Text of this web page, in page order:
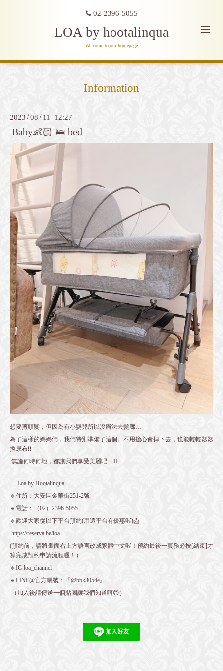
02-2396-5055
LOA by hootalinqua
Welcome to our homepage
Information
2023 /08 / 11 12:27
Baby👶🏻 🛌 bed
想要剪頭髮，但因為有小嬰兒所以沒辦法去髮廊…
為了這樣的媽媽們，我們特別準備了這個。不用擔心會掉下去，也能輕輕鬆鬆
換尿布❗️❗️
無論何時何地，都讓我們享受美麗吧👍🏻💕
—Loa by Hootalinqua —
🔹住所：大安區金華街251-2號
🔸電話：（02）2396-5055
🔹歡迎大家從以下平台預約(用這平台有優惠喔)📩
https://reserva.be/loa
(預約前，請將畫面右上方語言改成繁體中文喔！預約最後一頁務必按[結束]才
算完成預約申請流程喔！）
🔸IG:loa_channel
🔹LINE@官方帳號：『@bbk3054e』
（加入後請傳送一個貼圖讓我們知道唷😊）